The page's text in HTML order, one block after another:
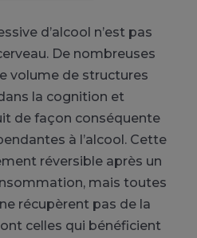
d’alcool n’est pas
De nombreuses
volume de structures
la cognition et
de façon conséquente
à l’alcool. Cette
réversible après un
mais toutes
récupèrent pas de la
celles qui bénéficient